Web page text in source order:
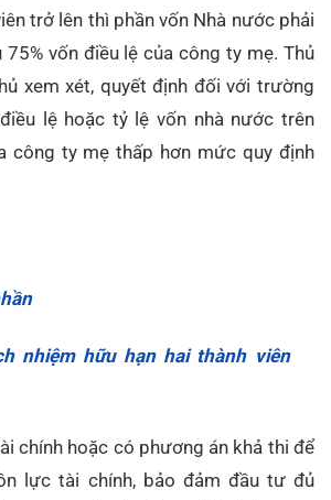
trở lên thì phần vốn Nhà nước phải
vốn điều lệ của công ty mẹ. Thủ
xem xét, quyết định đối với trường
lệ hoặc tỷ lệ vốn nhà nước trên
công ty mẹ thấp hơn mức quy định
nhiệm hữu hạn hai thành viên
chính hoặc có phương án khả thi để
lực tài chính, bảo đảm đầu tư đủ